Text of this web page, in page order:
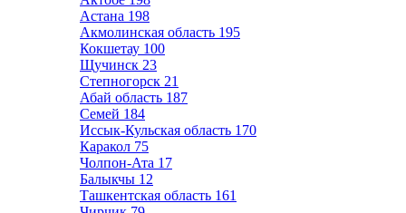
Астана 198
Акмолинская область 195
Кокшетау 100
Щучинск 23
Степногорск 21
Абай область 187
Семей 184
Иссык-Кульская область 170
Каракол 75
Чолпон-Ата 17
Балыкчы 12
Ташкентская область 161